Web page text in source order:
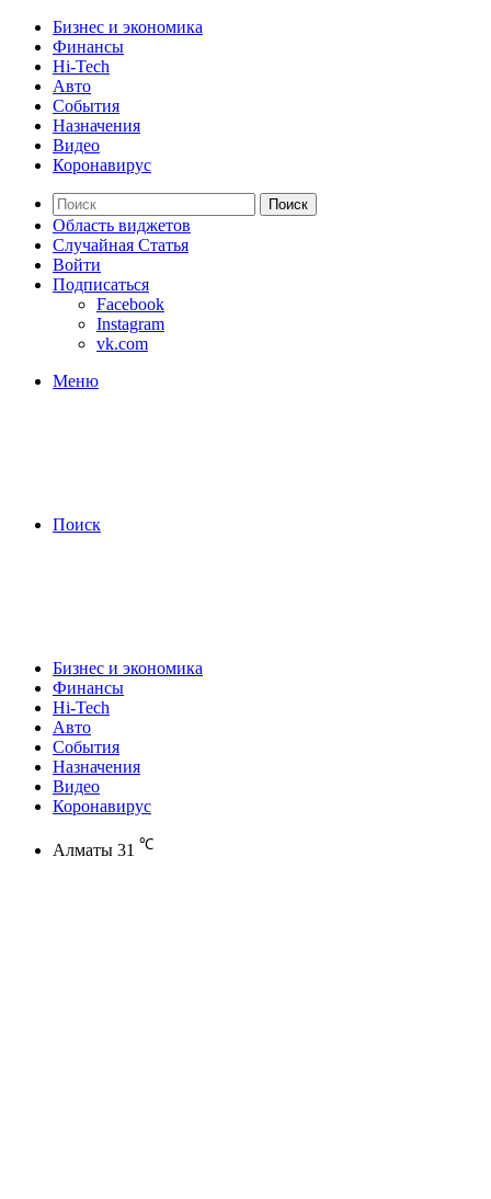
Бизнес и экономика
Финансы
Hi-Tech
Авто
События
Назначения
Видео
Коронавирус
Поиск
Область виджетов
Случайная Статья
Войти
Подписаться
Facebook
Instagram
vk.com
Меню
Поиск
Бизнес и экономика
Финансы
Hi-Tech
Авто
События
Назначения
Видео
Коронавирус
Алматы 31 ℃